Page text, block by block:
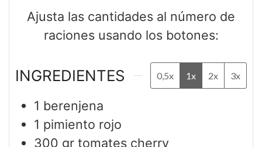
Ajusta las cantidades al número de
raciones usando los botones:
INGREDIENTES 0,5x 1x 2x 3x
1 berenjena
1 pimiento rojo
300 gr tomates cherry